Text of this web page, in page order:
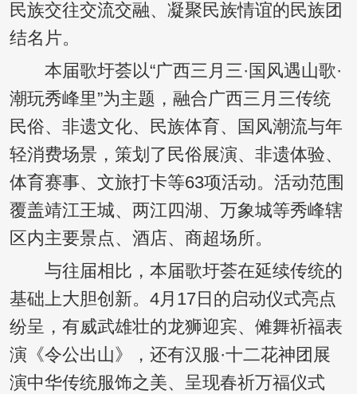
民族交往交流交融、凝聚民族情谊的民族团
结名片。
本届歌圩荟以“广西三月三·国风遇山歌·
潮玩秀峰里”为主题，融合广西三月三传统
民俗、非遗文化、民族体育、国风潮流与年
轻消费场景，策划了民俗展演、非遗体验、
体育赛事、文旅打卡等63项活动。活动范围
覆盖靖江王城、两江四湖、万象城等秀峰辖
区内主要景点、酒店、商超场所。
与往届相比，本届歌圩荟在延续传统的
基础上大胆创新。4月17日的启动仪式亮点
纷呈，有威武雄壮的龙狮迎宾、傩舞祈福表
演《令公出山》，还有汉服·十二花神团展
演中华传统服饰之美、呈现春祈万福仪式